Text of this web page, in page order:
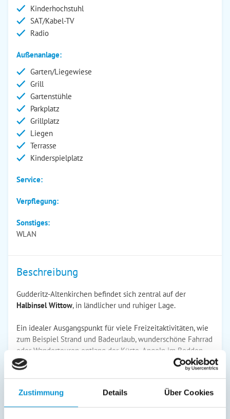
Zustimmung Details Über Cookies
Kinderhochstuhl
SAT/Kabel-TV
Radio
Außenanlage:
Garten/Liegewiese
Grill
Gartenstühle
Parkplatz
Grillplatz
Liegen
Terrasse
Kinderspielplatz
Service:
Verpflegung:
Sonstiges:
WLAN
Beschreibung
Gudderitz-Altenkirchen befindet sich zentral auf der
Halbinsel Wittow, in ländlicher und ruhiger Lage.
Ein idealer Ausgangspunkt für viele Freizeitaktivitäten, wie
zum Beispiel Strand und Badeurlaub, wunderschöne Fahrrad
oder Wandertouren entlang der Küste, Angeln im Bodden
oder im Meer, Reiten, Segeln und Windsurfen, Rundflüge
über die Insel oder sich auch einfach nur erholen.